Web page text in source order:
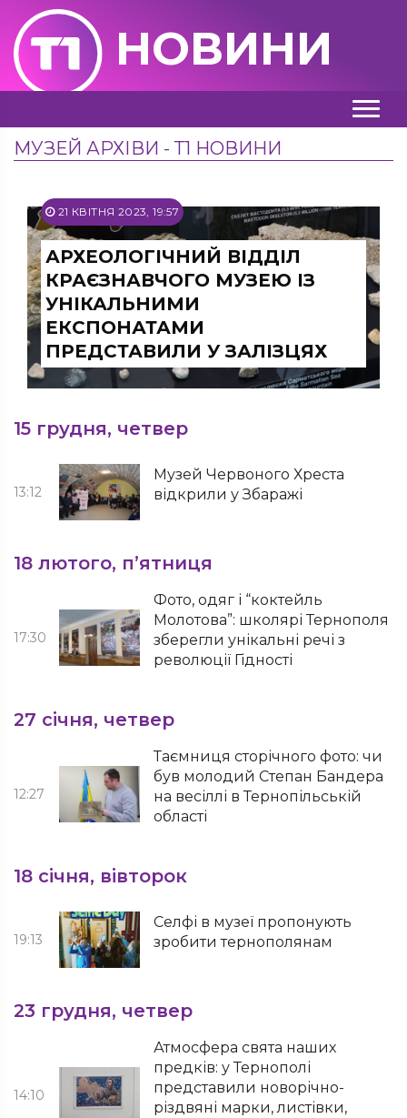
НОВИНИ
МУЗЕЙ АРХІВИ - Т1 НОВИНИ
21 КВІТНЯ 2023, 19:57
АРХЕОЛОГІЧНИЙ ВІДДІЛ
КРАЄЗНАВЧОГО МУЗЕЮ ІЗ
УНІКАЛЬНИМИ
ЕКСПОНАТАМИ
ПРЕДСТАВИЛИ У ЗАЛІЗЦЯХ
15 грудня, четвер
13:12
Музей Червоного Хреста
відкрили у Збаражі
18 лютого, п’ятниця
17:30
Фото, одяг і “коктейль
Молотова”: школярі Тернополя
зберегли унікальні речі з
революції Гідності
27 січня, четвер
12:27
Таємниця сторічного фото: чи
був молодий Степан Бандера
на весіллі в Тернопільській
області
18 січня, вівторок
19:13
Селфі в музеї пропонують
зробити тернополянам
23 грудня, четвер
14:10
Атмосфера свята наших
предків: у Тернополі
представили новорічно-
різдвяні марки, листівки,